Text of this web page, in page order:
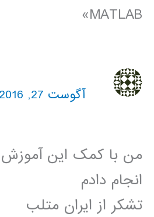
MATLAB»
آگوست 27, 2016 در 4:11 ق.ظ
من با کمک این آموزش
انجام دادم
تشکر از ایران متلب